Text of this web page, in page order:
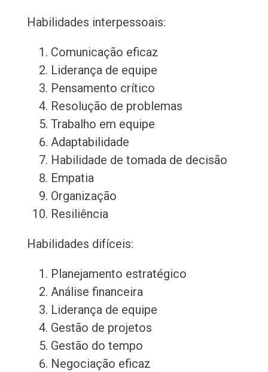
Habilidades interpessoais:
Comunicação eficaz
Liderança de equipe
Pensamento crítico
Resolução de problemas
Trabalho em equipe
Adaptabilidade
Habilidade de tomada de decisão
Empatia
Organização
Resiliência
Habilidades difíceis:
Planejamento estratégico
Análise financeira
Liderança de equipe
Gestão de projetos
Gestão do tempo
Negociação eficaz